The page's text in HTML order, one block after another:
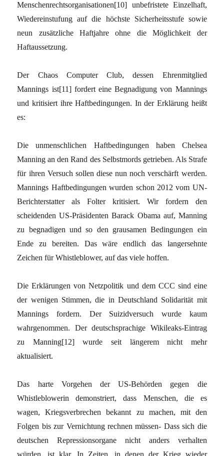
Menschenrechtsorganisationen[10] unbefristete Einzelhaft,
Wiedereinstufung auf die höchste Sicherheitsstufe sowie
neun zusätzliche Haftjahre ohne die Möglichkeit der
Haftaussetzung.
Der Chaos Computer Club, dessen Ehrenmitglied
Mannings ist[11]fordert eine Begnadigung von Mannings
und kritisiert ihre Haftbedingungen. In der Erklärung heißt
es:
Die unmenschlichen Haftbedingungen haben Chelsea
Manning an den Rand des Selbstmords getrieben. Als Strafe
für ihren Versuch sollen diese nun noch verschärft werden.
Mannings Haftbedingungen wurden schon 2012 vom UN-
Berichterstatter als Folter kritisiert. Wir fordern den
scheidenden US-Präsidenten Barack Obama auf, Manning
zu begnadigen und so den grausamen Bedingungen ein
Ende zu bereiten. Das wäre endlich das langersehnte
Zeichen für Whistleblower, auf das viele hoffen.
Die Erklärungen von Netzpolitik und dem CCC sind eine
der wenigen Stimmen, die in Deutschland Solidarität mit
Mannings fordern. Der Suizidversuch wurde kaum
wahrgenommen. Der deutschsprachige Wikileaks-Eintrag
zu Manning[12]wurde seit längerem nicht mehr
aktualisiert.
Das harte Vorgehen der US-Behörden gegen die
Whistleblowerin demonstriert, dass Menschen, die es
wagen, Kriegsverbrechen bekannt zu machen, mit den
Folgen bis zur Vernichtung rechnen müssen- Dass sich die
deutschen Repressionsorgane nicht anders verhalten
würden, ist klar. In Zeiten, in denen der Krieg wieder